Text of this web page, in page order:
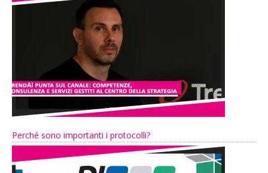
Perché sono importanti i protocolli?